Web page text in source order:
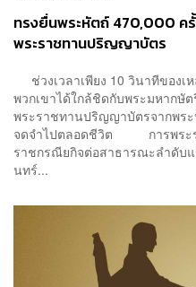
ทรงยื่นพระหัตถ์ 470,000 ครั้
พระราชทานปริญญาบัตร
ช่วงเวลาเพียง 10 วินาทีของเ
พวกเขาได้ใกล้ชิดกับพระมหากษั
พระราชทานปริญญาบัตรจากพร
จดจำไปตลอดชีวิต การพระร
ราชกรณียกิจต่อสาธารณะลำดับ
นทร์...